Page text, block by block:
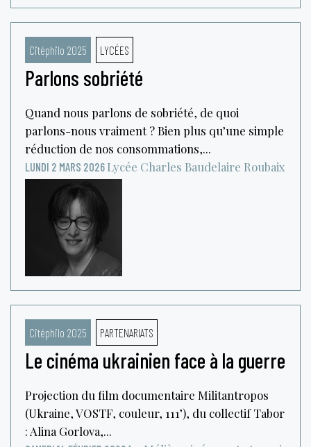
Citéphilo 2025 LYCÉES
Parlons sobriété
Quand nous parlons de sobriété, de quoi
parlons-nous vraiment ? Bien plus qu’une simple
réduction de nos consommations,...
LUNDI 2 MARS 2026 Lycée Charles Baudelaire Roubaix
Citéphilo 2025 PARTENARIATS
Le cinéma ukrainien face à la guerre
Projection du film documentaire Militantropos
(Ukraine, VOSTF, couleur, 111’), du collectif Tabor
: Alina Gorlova,...